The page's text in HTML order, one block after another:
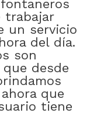
trabajar
un servicio
del día.
son
desde
que
tiene